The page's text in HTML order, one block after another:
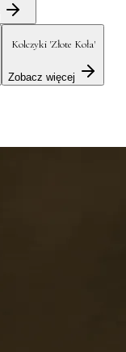
Kolczyki 'Złote Koła'
Zobacz więcej